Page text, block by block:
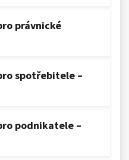
právnické
spotřebitele –
podnikatele –